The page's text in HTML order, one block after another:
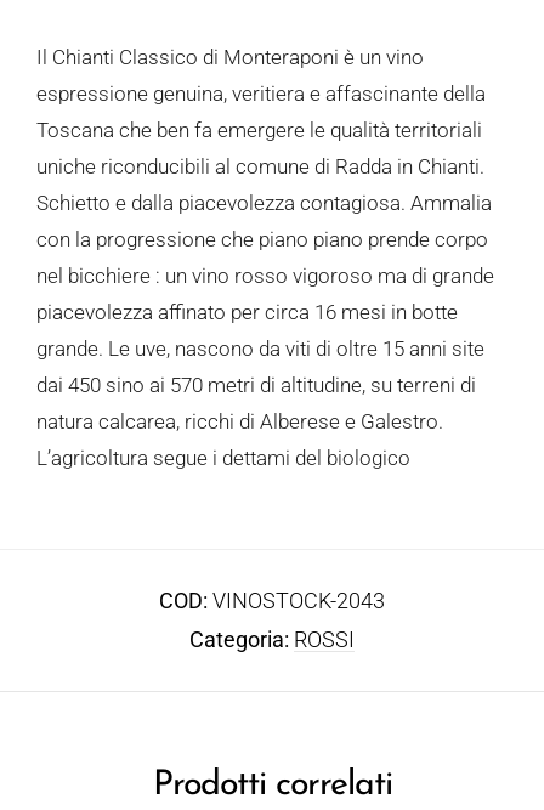
Il Chianti Classico di Monteraponi è un vino
espressione genuina, veritiera e affascinante della
Toscana che ben fa emergere le qualità territoriali
uniche riconducibili al comune di Radda in Chianti.
Schietto e dalla piacevolezza contagiosa. Ammalia
con la progressione che piano piano prende corpo
nel bicchiere : un vino rosso vigoroso ma di grande
piacevolezza affinato per circa 16 mesi in botte
grande. Le uve, nascono da viti di oltre 15 anni site
dai 450 sino ai 570 metri di altitudine, su terreni di
natura calcarea, ricchi di Alberese e Galestro.
L’agricoltura segue i dettami del biologico
COD: VINOSTOCK-2043
Categoria: ROSSI
Prodotti correlati